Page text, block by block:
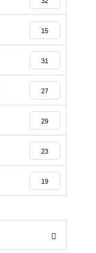
15
31
27
29
23
19